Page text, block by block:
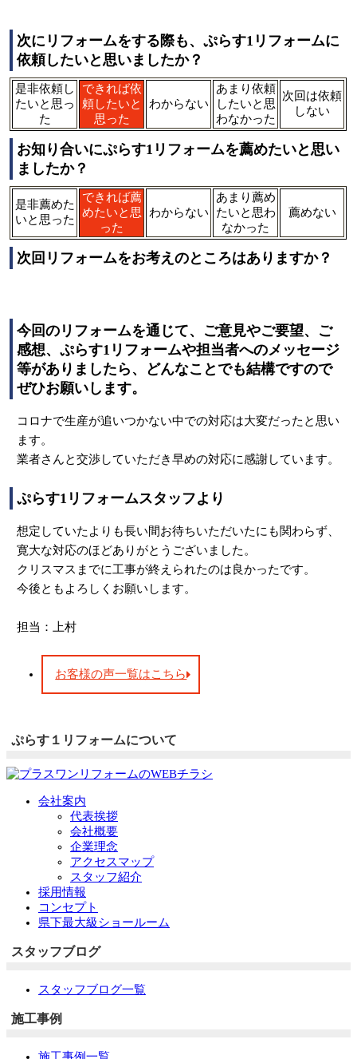
次にリフォームをする際も、ぷらす1リフォームに
依頼したいと思いましたか？
是非依頼し
たいと思っ
た
できれば依
頼したいと
思った
わからない
あまり依頼
したいと思
わなかった
次回は依頼
しない
お知り合いにぷらす1リフォームを薦めたいと思い
ましたか？
是非薦めた
いと思った
できれば薦
めたいと思
った
わからない
あまり薦め
たいと思わ
なかった
薦めない
次回リフォームをお考えのところはありますか？
今回のリフォームを通じて、ご意見やご要望、ご
感想、ぷらす1リフォームや担当者へのメッセージ
等がありましたら、どんなことでも結構ですので
ぜひお願いします。
コロナで生産が追いつかない中での対応は大変だったと思い
ます。
業者さんと交渉していただき早めの対応に感謝しています。
ぷらす1リフォームスタッフより
想定していたよりも長い間お待ちいただいたにも関わらず、
寛大な対応のほどありがとうございました。
クリスマスまでに工事が終えられたのは良かったです。
今後ともよろしくお願いします。
担当：上村
お客様の声一覧はこちら
ぷらす１リフォームについて
会社案内
代表挨拶
会社概要
企業理念
アクセスマップ
スタッフ紹介
採用情報
コンセプト
県下最大級ショールーム
スタッフブログ
スタッフブログ一覧
施工事例
施工事例一覧